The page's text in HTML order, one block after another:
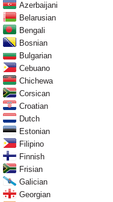
Azerbaijani
Belarusian
Bengali
Bosnian
Bulgarian
Cebuano
Chichewa
Corsican
Croatian
Dutch
Estonian
Filipino
Finnish
Frisian
Galician
Georgian